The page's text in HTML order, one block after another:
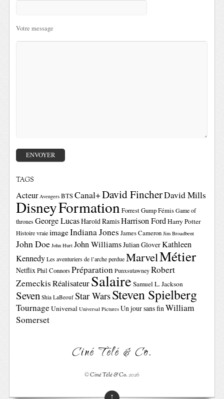
Votre message
TAGS
Acteur Avengers BTSCanal+David FincherDavid Mills
DisneyFormationForrest GumpFémis Game of
thrones George LucasHarold RamisHarrison FordHarry Potter
Histoire vraie imageIndiana Jones James Cameron Jim Broadbent
John Doe John Hurt John WilliamsJulian GloverKathleen
Kennedy Les aventuriers de l’arche perdue MarvelMétier
NetflixPhil ConnorsPréparation Punxsutawney Robert
ZemeckisRéalisateurSalaire Samuel L. Jackson
Seven Shia LaBeouf Star WarsSteven Spielberg
TournageUniversal Universal Pictures Un jour sans finWilliam
Somerset
Ciné Télé & Co.
©Ciné Télé & Co.2026
↑